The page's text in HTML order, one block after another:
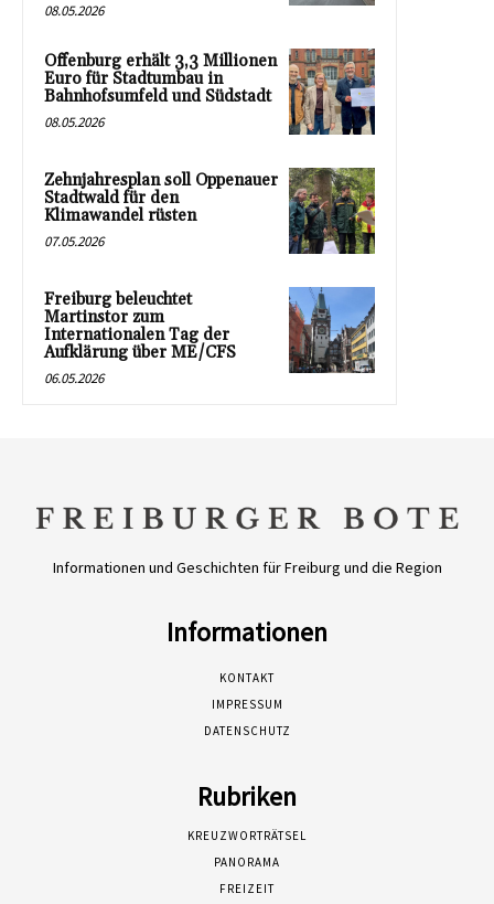
08.05.2026
Offenburg erhält 3,3 Millionen
Euro für Stadtumbau in
Bahnhofsumfeld und Südstadt
08.05.2026
Zehnjahresplan soll Oppenauer
Stadtwald für den
Klimawandel rüsten
07.05.2026
Freiburg beleuchtet
Martinstor zum
Internationalen Tag der
Aufklärung über ME/CFS
06.05.2026
Informationen und Geschichten für Freiburg und die Region
Informationen
KONTAKT
IMPRESSUM
DATENSCHUTZ
Rubriken
KREUZWORTRÄTSEL
PANORAMA
FREIZEIT